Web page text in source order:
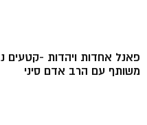
פאנל אחדות ויהדות -קטעים
משותף עם הרב אדם סיני